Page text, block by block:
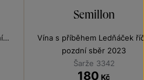
Semillon
Vína s příběhem Ledňáček
pozdní sběr 2023
Šarže 3342
180 Kč